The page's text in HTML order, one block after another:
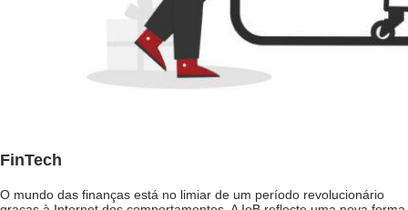
FinTech
O mundo das finanças está no limiar de um período revolucionário